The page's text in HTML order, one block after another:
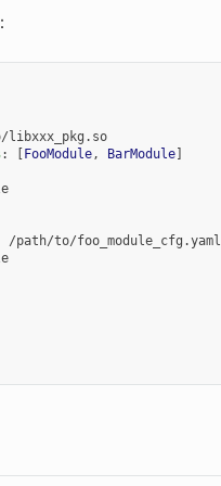
libxxx_pkg.so
: [FooModule, BarModule]
/path/to/foo_module_cfg.yaml